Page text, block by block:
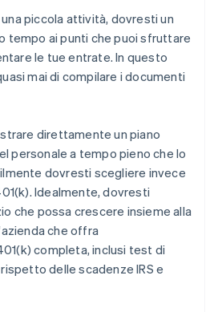
piccola attività, dovresti un
tempo ai punti che puoi sfruttare
le tue entrate. In questo
mai di compilare i documenti
direttamente un piano
personale a tempo pieno che lo
dovresti scegliere invece
Idealmente, dovresti
che possa crescere insieme alla
che offra
completa, inclusi test di
delle scadenze IRS e